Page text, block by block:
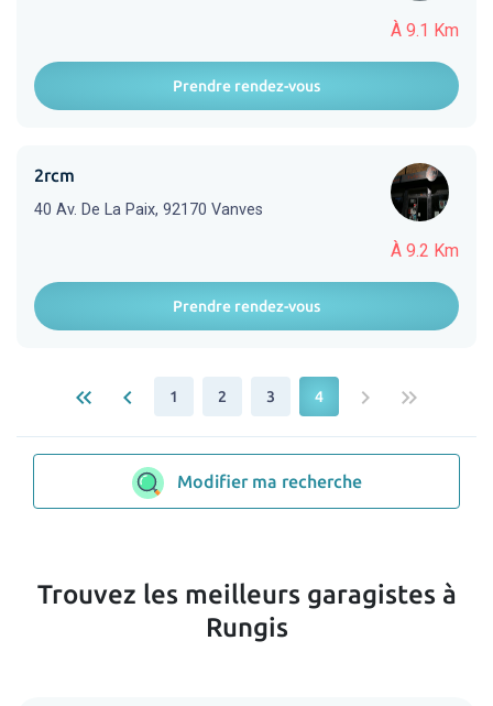
À 9.1 Km
Prendre rendez-vous
À 9.2 Km
2rcm
40 Av. De La Paix, 92170 Vanves
Prendre rendez-vous
keyboard_double_arrow_left keyboard_arrow_left 1 2 3 4 keyboard_arrow_right keyboard_double_arrow_right
Modifier ma recherche
Trouvez les meilleurs garagistes à
Rungis